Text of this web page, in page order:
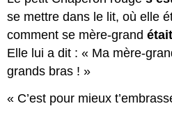
se mettre dans le lit, où elle
comment se mère-grandétait
Elle lui a dit : « Ma mère-
grands bras ! »
« C’est pour mieux